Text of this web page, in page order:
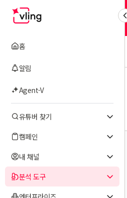
홈
알림
Agent-V
유튜버 찾기
캠페인
내 채널
분석 도구